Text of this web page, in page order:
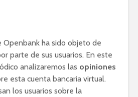
Openbank ha sido objeto de
parte de sus usuarios. En este
analizaremos las opiniones
esta cuenta bancaria virtual.
los usuarios sobre la